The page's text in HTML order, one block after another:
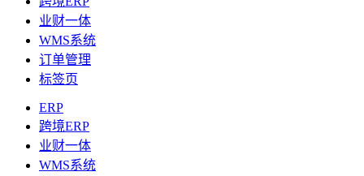
业财一体
WMS系统
订单管理
标签页
ERP
跨境ERP
业财一体
WMS系统